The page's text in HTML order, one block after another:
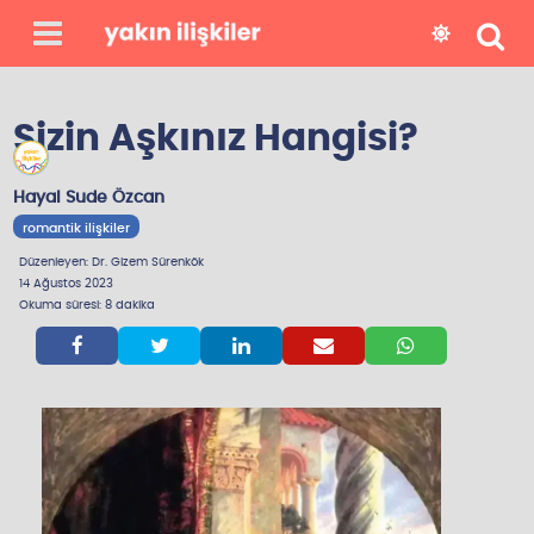
z
l
r
Sizin Aşkınız Hangisi?
Hayal Sude Özcan
romantik ilişkiler
Düzenleyen: Dr. Gizem Sürenkök
14 Ağustos 2023
Okuma süresi: 8 dakika
    